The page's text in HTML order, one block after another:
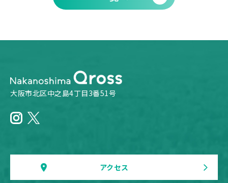
大阪市北区中之島4丁目3番51号
アクセス